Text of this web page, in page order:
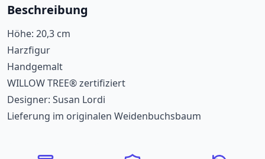
Beschreibung
Höhe: 20,3 cm
Harzfigur
Handgemalt
WILLOW TREE® zertifiziert
Designer: Susan Lordi
Lieferung im originalen Weidenbuchsbaum